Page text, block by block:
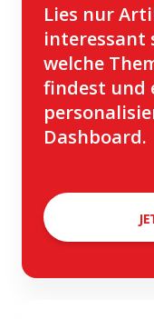
Lies nur
interessant
welche
findest und
Dashboard.